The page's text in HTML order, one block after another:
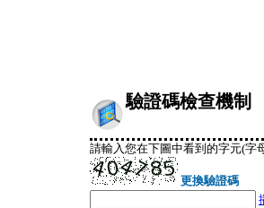
驗證碼檢查機制
請輸入您在下圖中看到的字元(字
更換驗證碼